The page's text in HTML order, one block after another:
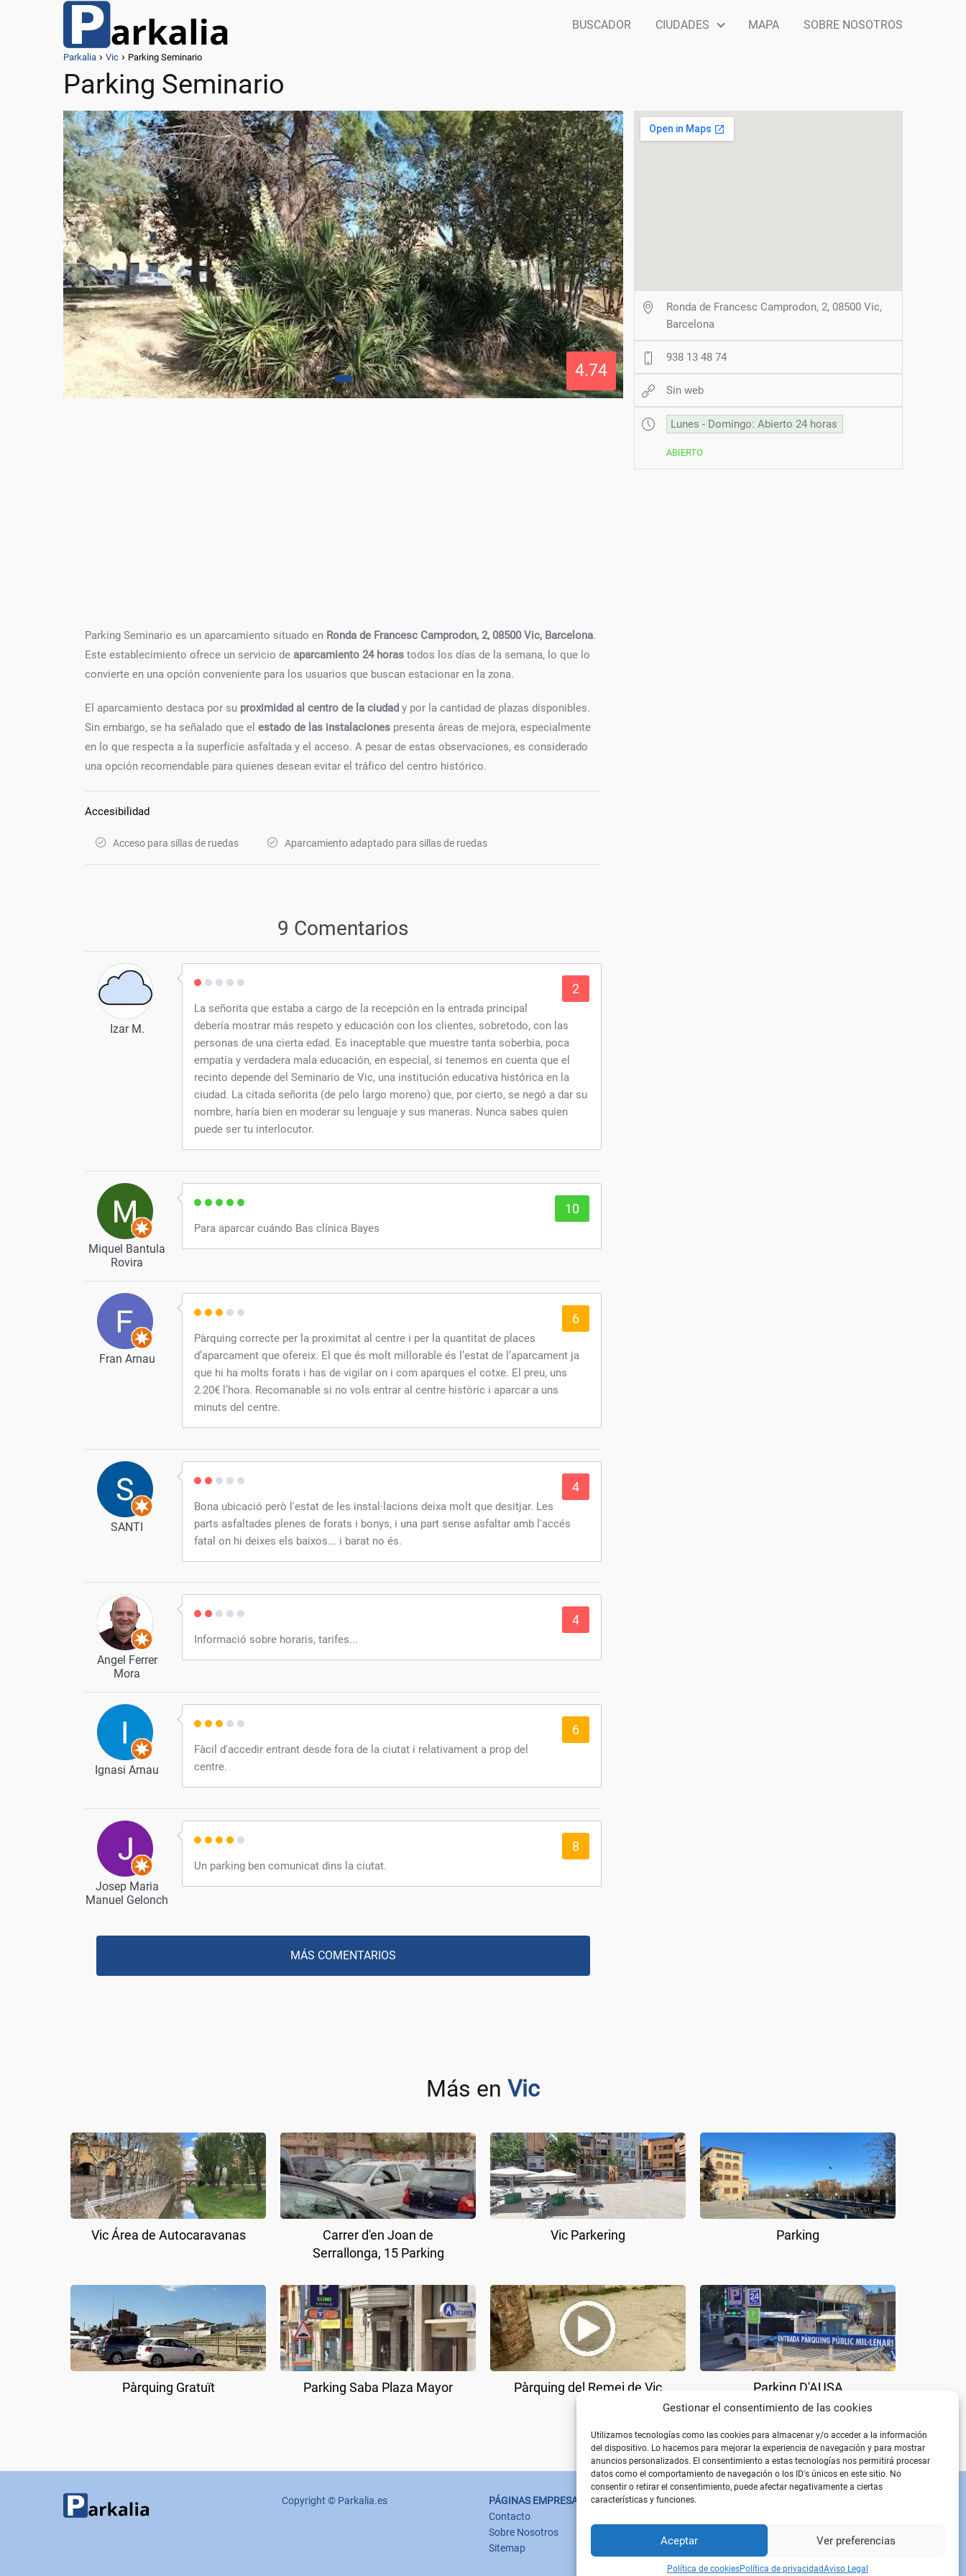
Gestionar el consentimiento de las cookies
Utilizamos tecnologías como las cookies para almacenar y/o acceder a la información
del dispositivo. Lo hacemos para mejorar la experiencia de navegación y para mostrar
anuncios personalizados. El consentimiento a estas tecnologías nos permitirá procesar
datos como el comportamiento de navegación o los ID's únicos en este sitio. No
consentir o retirar el consentimiento, puede afectar negativamente a ciertas
características y funciones.
Aceptar Ver preferencias
Política de cookiesPolítica de privacidadAviso Legal
BUSCADOR CIUDADES MAPA SOBRE NOSOTROS
Parkalia Vic Parking Seminario
Parking Seminario
4.74
Parking Seminario es un aparcamiento situado en Ronda de Francesc Camprodon, 2, 08500 Vic, Barcelona.
Este establecimiento ofrece un servicio de aparcamiento 24 horas todos los días de la semana, lo que lo
convierte en una opción conveniente para los usuarios que buscan estacionar en la zona.
El aparcamiento destaca por su proximidad al centro de la ciudad y por la cantidad de plazas disponibles.
Sin embargo, se ha señalado que el estado de las instalaciones presenta áreas de mejora, especialmente
en lo que respecta a la superficie asfaltada y el acceso. A pesar de estas observaciones, es considerado
una opción recomendable para quienes desean evitar el tráfico del centro histórico.
Accesibilidad
Acceso para sillas de ruedas Aparcamiento adaptado para sillas de ruedas
9 Comentarios
Izar M.
2
La señorita que estaba a cargo de la recepción en la entrada principal
debería mostrar más respeto y educación con los clientes, sobretodo, con las
personas de una cierta edad. Es inaceptable que muestre tanta soberbia, poca
empatía y verdadera mala educación, en especial, si tenemos en cuenta que el
recinto depende del Seminario de Vic, una institución educativa histórica en la
ciudad. La citada señorita (de pelo largo moreno) que, por cierto, se negó a dar su
nombre, haría bien en moderar su lenguaje y sus maneras. Nunca sabes quien
puede ser tu interlocutor.
Miquel Bantula
Rovira
10
Para aparcar cuándo Bas clínica Bayes
Fran Arnau
6
Pàrquing correcte per la proximitat al centre i per la quantitat de places
d’aparcament que ofereix. El que és molt millorable és l’estat de l’aparcament ja
que hi ha molts forats i has de vigilar on i com aparques el cotxe. El preu, uns
2.20€ l’hora. Recomanable si no vols entrar al centre històric i aparcar a uns
minuts del centre.
SANTI
4
Bona ubicació però l'estat de les instal·lacions deixa molt que desitjar. Les
parts asfaltades plenes de forats i bonys, i una part sense asfaltar amb l'accés
fatal on hi deixes els baixos... i barat no és.
Angel Ferrer
Mora
4
Informació sobre horaris, tarifes...
Ignasi Arnau
6
Fàcil d'accedir entrant desde fora de la ciutat i relativament a prop del
centre.
Josep Maria
Manuel Gelonch
8
Un parking ben comunicat dins la ciutat.
MÁS COMENTARIOS
Ronda de Francesc Camprodon, 2, 08500 Vic,
Barcelona
938 13 48 74
Sin web
Lunes - Domingo: Abierto 24 horas
ABIERTO
Más en Vic
Vic Área de Autocaravanas
Carrer d'en Joan de
Serrallonga, 15 Parking
Vic Parkering Parking
Pàrquing Gratuït Parking Saba Plaza Mayor Pàrquing del Remei de Vic Parking D'AUSA
Copyright © Parkalia.es
PÁGINAS EMPRESA
Contacto
Sobre Nosotros
Sitemap
Política de cookies